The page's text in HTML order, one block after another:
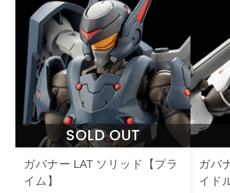
SOLD OUT
ガバナー LAT ソリッド【プラ
イム】
ガバ
イド